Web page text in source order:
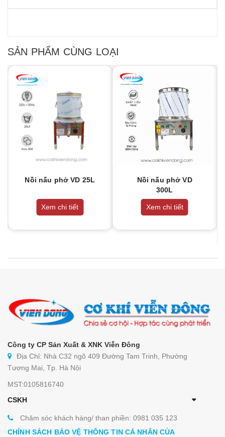
SẢN PHẨM CÙNG LOẠI
Nồi nấu phở VD 25L
Xem chi tiết
Nồi nấu phở VD
300L
Xem chi tiết
Công ty CP Sản Xuất & XNK Viễn Đông
Địa Chỉ: Nhà C32 ngõ 409 Đường Tam Trinh, Phường
Tương Mai, Tp. Hà Nội
MST:0105816740
CSKH
Chăm sóc khách hàng/ than phiền: 0981 035 123
CHÍNH SÁCH BẢO VỆ THÔNG TIN CÁ NHÂN CỦA